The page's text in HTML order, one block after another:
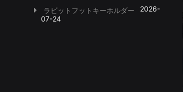
ラビットフットキーホルダー
2026-
07-24